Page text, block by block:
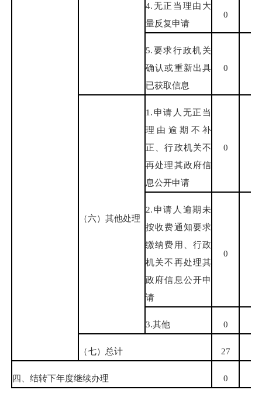
4.无正当理由大
量反复申请
0
5.要求行政机关
确认或重新出具
已获取信息
0
（六）其他处理
1.申请人无正当
理由逾期不补
正、行政机关不
再处理其政府信
息公开申请
0
2.申请人逾期未
按收费通知要求
缴纳费用、行政
机关不再处理其
政府信息公开申
请
0
3.其他 0
（七）总计 27
四、结转下年度继续办理 0